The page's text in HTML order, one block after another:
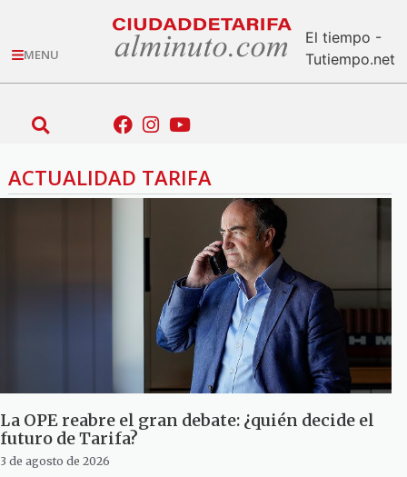
MENU
El tiempo -
Tutiempo.net
ACTUALIDAD TARIFA
La OPE reabre el gran debate: ¿quién decide el
futuro de Tarifa?
3 de agosto de 2026